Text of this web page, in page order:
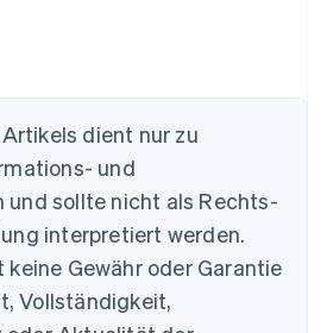
dient nur zu
und
und sollte nicht als Rechts-
interpretiert werden.
Gewähr oder Garantie
Vollständigkeit,
DeutschEnglish